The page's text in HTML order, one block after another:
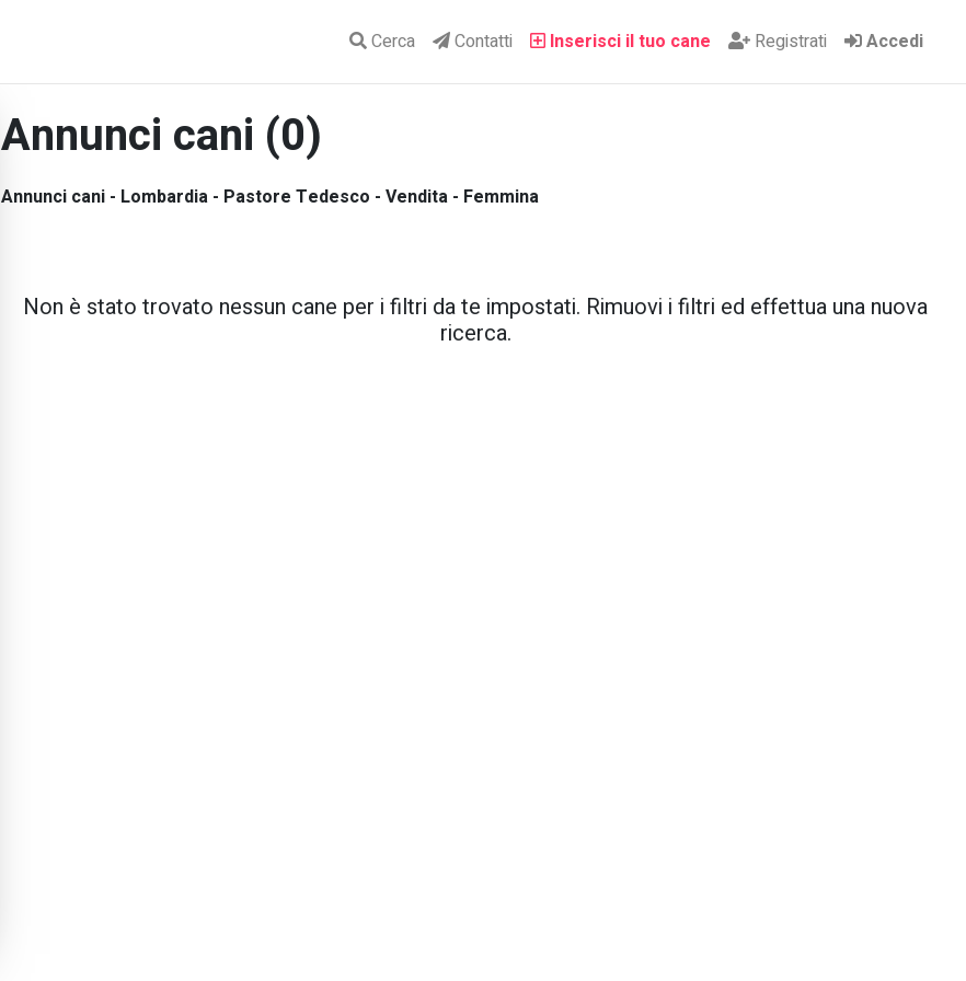
Cerca Contatti Inserisci il tuo cane Registrati Accedi
Annunci cani (0)
Annunci cani - Lombardia - Pastore Tedesco - Vendita - Femmina
Non è stato trovato nessun cane per i filtri da te impostati. Rimuovi i filtri ed effettua una nuova
ricerca.